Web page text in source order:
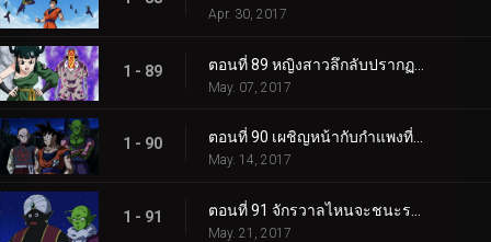
Apr. 30, 2017
1 - 89
May. 07, 2017
1 - 90 ตอนที่ 90 เผชิญหน้ากับกำแพงที่ต้องก้าวข้าม! โกคู VS โกฮัง
May. 14, 2017
1 - 91
May. 21, 2017